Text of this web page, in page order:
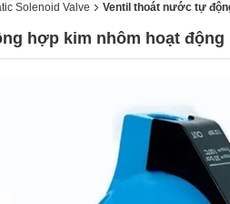
Solenoid Valve Ventil thoát nước tự
hợp kim nhôm hoạt